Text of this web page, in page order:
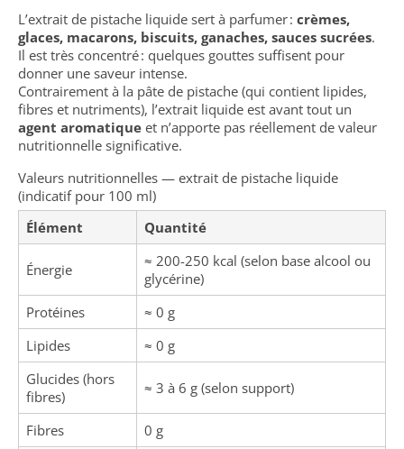
L’extrait de pistache liquide sert à parfumer : crèmes,
glaces, macarons, biscuits, ganaches, sauces sucrées.
Il est très concentré : quelques gouttes suffisent pour
donner une saveur intense.
Contrairement à la pâte de pistache (qui contient lipides,
fibres et nutriments), l’extrait liquide est avant tout un
agent aromatique et n’apporte pas réellement de valeur
nutritionnelle significative.
Valeurs nutritionnelles — extrait de pistache liquide
(indicatif pour 100 ml)
Élément
Quantité
Énergie
≈ 200-250 kcal (selon base alcool ou
glycérine)
Protéines
≈ 0 g
Lipides
≈ 0 g
Glucides (hors
fibres)
≈ 3 à 6 g (selon support)
Fibres
0 g